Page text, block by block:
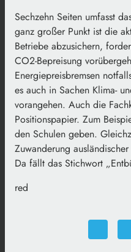
Sechzehn Seiten umfasst
ganz großer Punkt ist die
Betriebe abzusichern,
CO2-Bepreisung
Energiepreisbremsen
es auch in Sachen Klima-
vorangehen. Auch die
Positionspapier. Zum
den Schulen geben.
Zuwanderung
Da fällt das Stichwort
red